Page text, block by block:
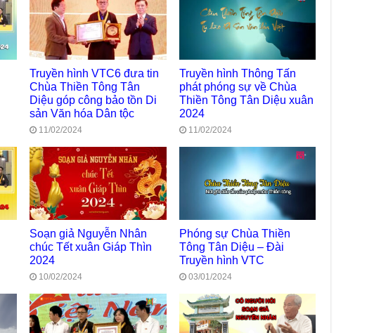
Truyền hình VTC6 đưa tin
Chùa Thiền Tông Tân
Diệu góp công bảo tồn Di
sản Văn hóa Dân tộc
11/02/2024
Truyền hình Thông Tấn
phát phóng sự về Chùa
Thiền Tông Tân Diệu xuân
2024
11/02/2024
Soạn giả Nguyễn Nhân
chúc Tết xuân Giáp Thìn
2024
10/02/2024
Phóng sự Chùa Thiền
Tông Tân Diệu – Đài
Truyền hình VTC
03/01/2024